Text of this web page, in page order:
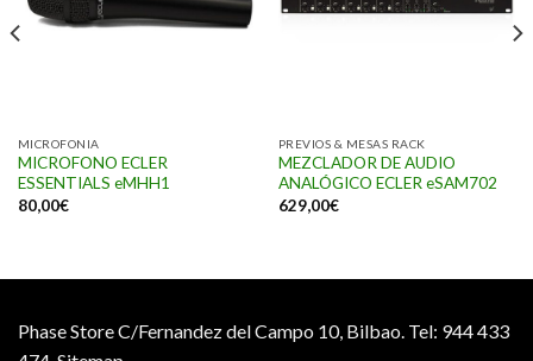
MICROFONIA
MICROFONO ECLER
ESSENTIALS eMHH1
80,00€
PREVIOS & MESAS RACK
MEZCLADOR DE AUDIO
ANALÓGICO ECLER eSAM702
629,00€
Phase Store C/Fernandez del Campo 10, Bilbao. Tel: 944 433